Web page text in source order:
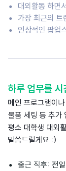
대외활동 하면
가장 최근의 트
인상적인 팝업
하루 업무를
메인 프로그램이
물품 세팅 등 추가
평소 대학생 대외
말씀드릴게요 :)
출근 직후: 전